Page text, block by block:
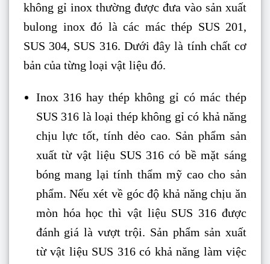
không gỉ inox thường được đưa vào sản xuất
bulong inox đó là các mác thép SUS 201,
SUS 304, SUS 316. Dưới đây là tính chất cơ
bản của từng loại vật liệu đó.
Inox 316 hay thép không gỉ có mác thép
SUS 316 là loại thép không gỉ có khả năng
chịu lực tốt, tính dẻo cao. Sản phẩm sản
xuất từ vật liệu SUS 316 có bề mặt sáng
bóng mang lại tính thẩm mỹ cao cho sản
phẩm. Nếu xét về góc độ khả năng chịu ăn
mòn hóa học thì vật liệu SUS 316 được
đánh giá là vượt trội. Sản phẩm sản xuất
từ vật liệu SUS 316 có khả năng làm việc